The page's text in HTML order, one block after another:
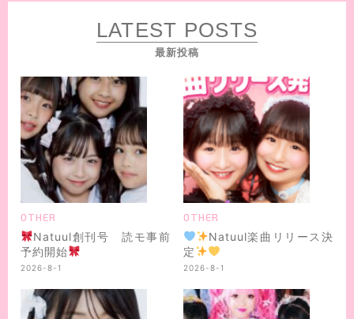
LATEST POSTS
最新投稿
OTHER
Natuul創刊号 読モ事前
予約開始
2026-8-1
OTHER
Natuul楽曲リリース決
定
2026-8-1